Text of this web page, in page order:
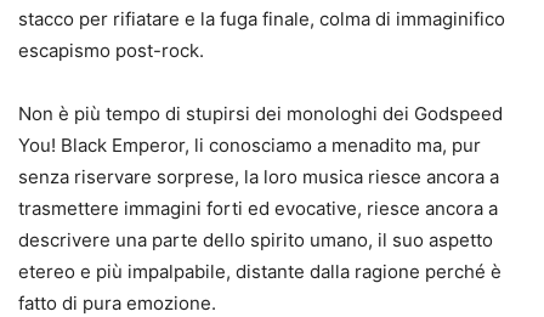
stacco per rifiatare e la fuga finale, colma di immaginifico
escapismo post-rock.
Non è più tempo di stupirsi dei monologhi dei Godspeed
You! Black Emperor, li conosciamo a menadito ma, pur
senza riservare sorprese, la loro musica riesce ancora a
trasmettere immagini forti ed evocative, riesce ancora a
descrivere una parte dello spirito umano, il suo aspetto
etereo e più impalpabile, distante dalla ragione perché è
fatto di pura emozione.